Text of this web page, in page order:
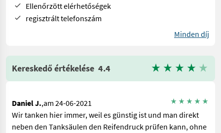
Ellenőrzött elérhetőségek
regisztrált telefonszám
Minden díj
Kereskedő értékelése 4.4
Daniel J.,am 24-06-2021
Wir tanken hier immer, weil es günstig ist und man direkt
neben den Tanksäulen den Reifendruck prüfen kann, ohne